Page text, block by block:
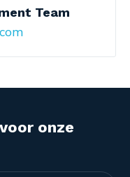
Team
onze